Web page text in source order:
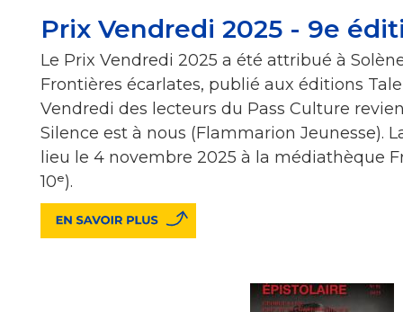
Prix Vendredi 2025 - 9e
Le Prix Vendredi 2025 a été attribué à
Frontières écarlates, publié aux éditions
Vendredi des lecteurs du Pass Culture
Silence est à nous (Flammarion Jeunesse).
lieu le 4 novembre 2025 à la médiathèque
10ᵉ).